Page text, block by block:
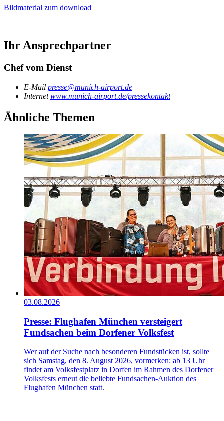
Bildmaterial zum download
Ihr Ansprechpartner
Chef vom Dienst
E-Mail presse@munich-airport.de
Internet www.munich-airport.de/pressekontakt
Ähnliche Themen
03.08.2026
Presse: Flughafen München versteigert
Fundsachen beim Dorfener Volksfest
Wer auf der Suche nach besonderen Fundstücken ist, sollte
sich Samstag, den 8. August 2026, vormerken: ab 13 Uhr
findet am Volksfestplatz in Dorfen im Rahmen des Dorfener
Volksfests erneut die beliebte Fundsachen-Auktion des
Flughafen München statt.